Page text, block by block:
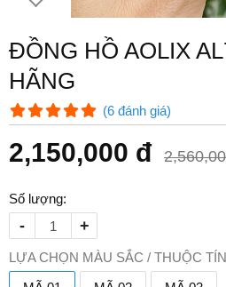
ĐỒNG HỒ AOLIX
HÃNG
(6 đánh giá)
2,150,000 đ
Số lượng:
- +
LỰA CHỌN MÀU SẮC / THUỘC